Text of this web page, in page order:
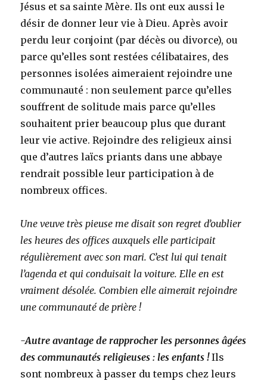
Jésus et sa sainte Mère. Ils ont eux aussi le
désir de donner leur vie à Dieu. Après avoir
perdu leur conjoint (par décès ou divorce), ou
parce qu’elles sont restées célibataires, des
personnes isolées aimeraient rejoindre une
communauté : non seulement parce qu’elles
souffrent de solitude mais parce qu’elles
souhaitent prier beaucoup plus que durant
leur vie active. Rejoindre des religieux ainsi
que d’autres laïcs priants dans une abbaye
rendrait possible leur participation à de
nombreux offices.
Une veuve très pieuse me disait son regret d’oublier
les heures des offices auxquels elle participait
régulièrement avec son mari. C’est lui qui tenait
l’agenda et qui conduisait la voiture. Elle en est
vraiment désolée. Combien elle aimerait rejoindre
une communauté de prière !
-Autre avantage de rapprocher les personnes âgées
des communautés religieuses : les enfants !Ils
sont nombreux à passer du temps chez leurs